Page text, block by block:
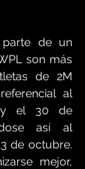
de un
son más
de 2M
al
y el 30 de
así al
de octubre.
mejor,